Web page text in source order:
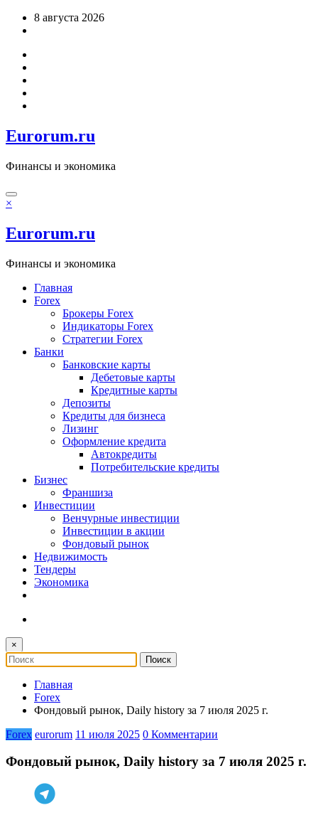
Перейти8 августа 2026
Eurorum.ru
Финансы и экономика
×
Eurorum.ru
Финансы и экономика
Главная
Forex
Брокеры Forex
Индикаторы Forex
Стратегии Forex
Банки
Банковские карты
Дебетовые карты
Кредитные карты
Депозиты
Кредиты для бизнеса
Лизинг
Оформление кредита
Автокредиты
Потребительские кредиты
Бизнес
Франшиза
Инвестиции
Венчурные инвестиции
Инвестиции в акции
Фондовый рынок
Недвижимость
Тендеры
Экономика
×
Главная
Forex
Фондовый рынок, Daily history за 7 июля 2025 г.
Forex eurorum 11 июля 2025 0 Комментарии
Фондовый рынок, Daily history за 7 июля 2025 г.